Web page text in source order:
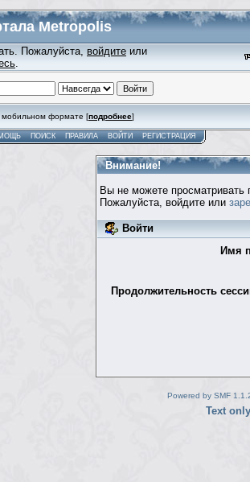
Metropolis
Пожалуйста, войдите или
.
мобильном формате [подробнее]
ПОИСК ПРАВИЛА ВОЙТИ РЕГИСТРАЦИЯ
Внимание!
Вы не можете просматривать
Пожалуйста, войдите или
Войти
Имя
Продолжительность
Powered by SMF
Text